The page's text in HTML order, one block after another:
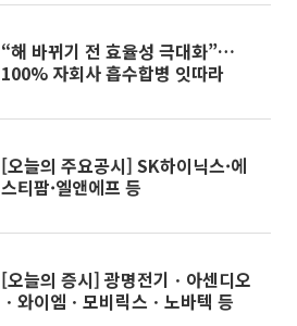
“해 바뀌기 전 효율성 극대화”…
100% 자회사 흡수합병 잇따라
[오늘의 주요공시] SK하이닉스·에
스티팜·엘앤에프 등
[오늘의 증시] 광명전기ㆍ아센디오
ㆍ와이엠ㆍ모비릭스ㆍ노바텍 등